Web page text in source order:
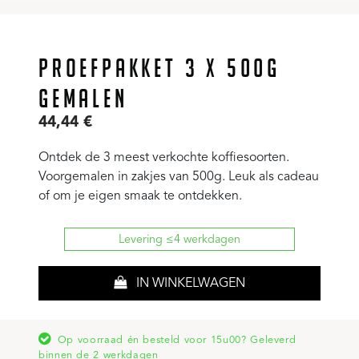
PROEFPAKKET 3 X 500G
GEMALEN
44,44 €
Ontdek de 3 meest verkochte koffiesoorten.
Voorgemalen in zakjes van 500g. Leuk als cadeau
of om je eigen smaak te ontdekken.
Levering ≤4 werkdagen
IN WINKELWAGEN
Op voorraad én besteld voor 15u00? Geleverd
binnen de 2 werkdagen